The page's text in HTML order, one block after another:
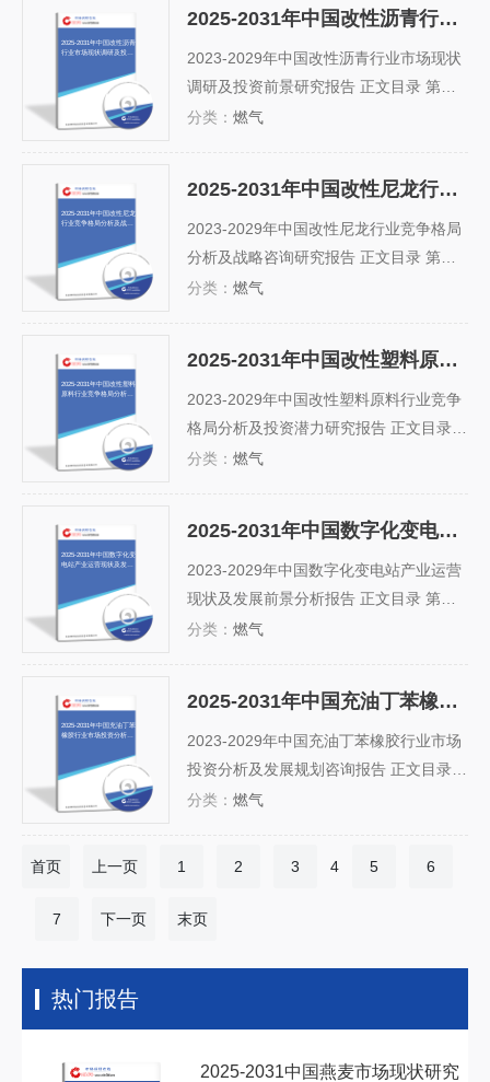
分析 第二节 改性ABS塑料行业经营模式
分析 一、采购模式分析 二、生产模式分
析...
2025-2031年中国改性沥青
行业市场现状调研及投资
2025-2031年中国改性沥青行业市场现状调研及投资前景研究报告
2023-2029年中国改性沥青行业市场现状
调研及投资前景研究报告 正文目录 第一
部分 产业环境透视 第一章 改性沥青行业
行业特征分析 第二节 改性沥青行业统计
标准 一、统计部门和统计口径 二、...
分类： 燃气
2025-2031年中国改性尼龙
行业竞争格局分析及战略
2025-2031年中国改性尼龙行业竞争格局分析及战略咨询研究报告
2023-2029年中国改性尼龙行业竞争格局
分析及战略咨询研究报告 正文目录 第一
章改性尼龙产品概述 第一节 改性尼龙介
龙发展历程 第二章 2018-2023年国际改
性尼龙行业市场分析 第一节 国际...
分类： 燃气
2025-2031年中国改性塑料
原料行业竞争格局分析及
2025-2031年中国改性塑料原料行业竞争格局分析及投资潜力研究报告
2023-2029年中国改性塑料原料行业竞争
格局分析及投资潜力研究报告 正文目录
第一章 改性塑料原料行业分类及产业链
改性塑料原料产业链分析 一、改性塑料原
料产业链概述 二、改性塑料原料上...
分类： 燃气
2025-2031年中国数字化变
电站产业运营现状及发展
2025-2031年中国数字化变电站产业运营现状及发展前景分析报告
2023-2029年中国数字化变电站产业运营
现状及发展前景分析报告 正文目录 第一
章 数字化变电站行业发展综述 1.1 数字化
业模式 1.2 数字化变电站行业特征分析 1.
2.1 产业链分析 1.2.2 数字化...
分类： 燃气
2025-2031年中国充油丁苯
橡胶行业市场投资分析及
2025-2031年中国充油丁苯橡胶行业市场投资分析及发展规划咨询报告
2023-2029年中国充油丁苯橡胶行业市场
投资分析及发展规划咨询报告 正文目录
第一章充油丁苯橡胶行业的定义及发展概
展概况 一、2018-2023年中国充油丁...
分类： 燃气
首页 上一页 1 2 3 4 5 6
7 下一页 末页
热门报告
2025-2031中国燕麦市场现状研究